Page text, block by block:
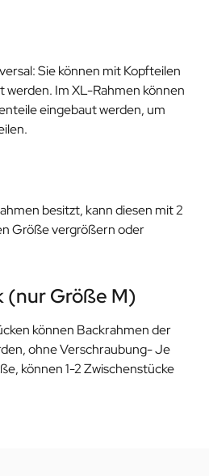
Sie können mit Kopfteilen
werden. Im XL-Rahmen können
eingebaut werden, um
besitzt, kann diesen mit 2
Größe vergrößern oder
(nur Größe M)
können Backrahmen der
ohne Verschraubung- Je
können 1-2 Zwischenstücke